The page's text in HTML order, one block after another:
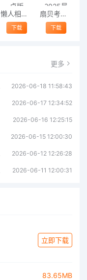
懒人相机安卓版
下载
扇贝考研2025最新版
下载
更多
2026-06-18 11:58:43
2026-06-17 12:34:52
2026-06-16 12:25:15
2026-06-15 12:00:30
2026-06-12 12:26:28
2026-06-11 12:00:31
立即下载
83.65MB